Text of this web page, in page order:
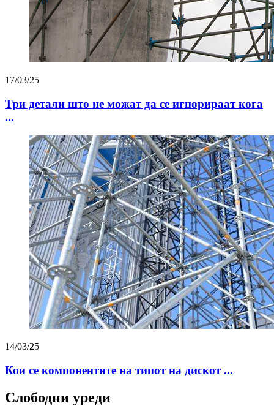
17/03/25
Три детали што не можат да се игнорираат кога
...
14/03/25
Кои се компонентите на типот на дискот ...
Слободни уреди